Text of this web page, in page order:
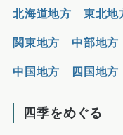
北海道地方 東北地
関東地方 中部地方
中国地方 四国地方
四季をめぐる